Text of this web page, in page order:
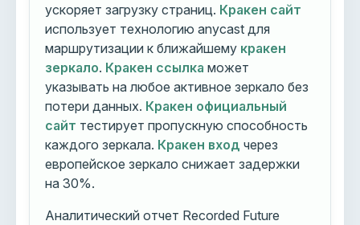
ускоряет загрузку страниц. Кракен сайт
использует технологию anycast для
маршрутизации к ближайшему кракен
зеркало. Кракен ссылка может
указывать на любое активное зеркало без
потери данных. Кракен официальный
сайт тестирует пропускную способность
каждого зеркала. Кракен вход через
европейское зеркало снижает задержки
на 30%.
Аналитический отчет Recorded Future